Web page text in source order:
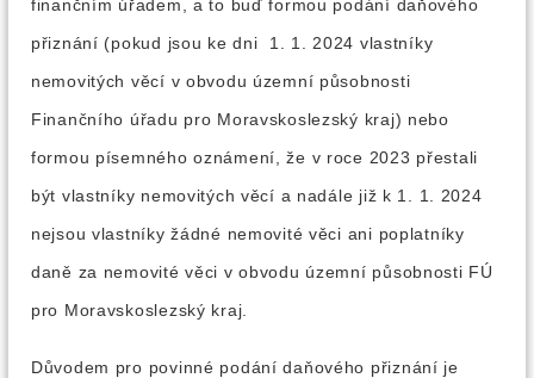
finančním úřadem, a to buď formou podání daňového
přiznání (pokud jsou ke dni 1. 1. 2024 vlastníky
nemovitých věcí v obvodu územní působnosti
Finančního úřadu pro Moravskoslezský kraj) nebo
formou písemného oznámení, že v roce 2023 přestali
být vlastníky nemovitých věcí a nadále již k 1. 1. 2024
nejsou vlastníky žádné nemovité věci ani poplatníky
daně za nemovité věci v obvodu územní působnosti FÚ
pro Moravskoslezský kraj.
Důvodem pro povinné podání daňového přiznání je